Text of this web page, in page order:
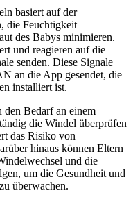
basiert auf der
die Feuchtigkeit
des Babys minimieren.
und reagieren auf die
senden. Diese Signale
an die App gesendet, die
installiert ist.
Bedarf an einem
die Windel überprüfen
das Risiko von
hinaus können Eltern
und die
um die Gesundheit und
überwachen.